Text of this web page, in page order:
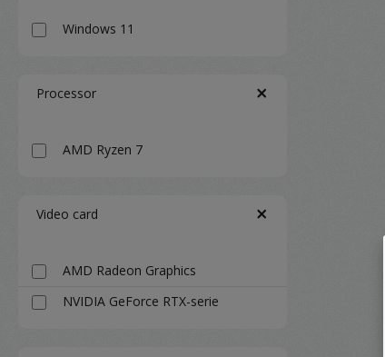
Windows 11
Processor
AMD Ryzen 7
Video card
AMD Radeon Graphics
NVIDIA GeForce RTX-serie